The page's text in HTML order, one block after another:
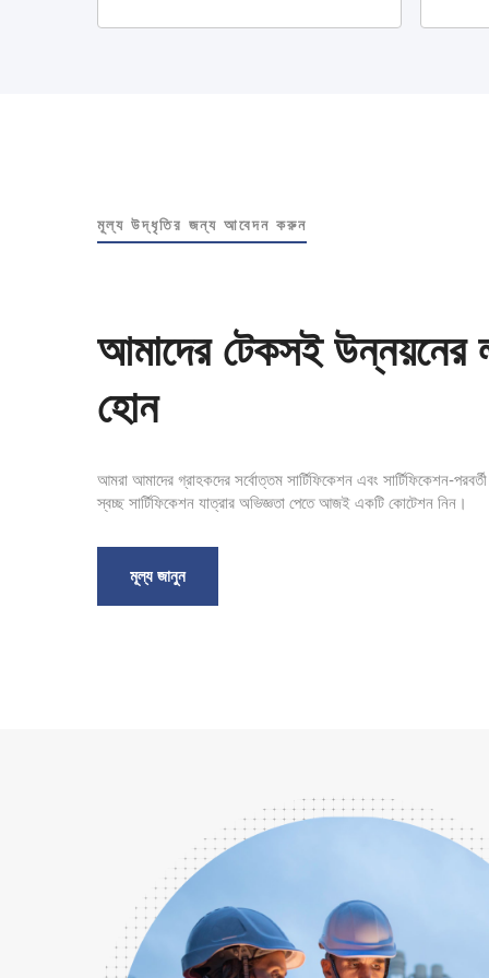
মূল্য উদ্ধৃতির জন্য আবেদন করুন
আমাদের টেকসই উন্নয়নের
হোন
আমরা আমাদের গ্রাহকদের সর্বোত্তম সার্টিফিকেশন এবং সার্টিফিকেশন-
স্বচ্ছ সার্টিফিকেশন যাত্রার অভিজ্ঞতা পেতে আজই একটি কোটেশন নিন।
মূল্য জানুন